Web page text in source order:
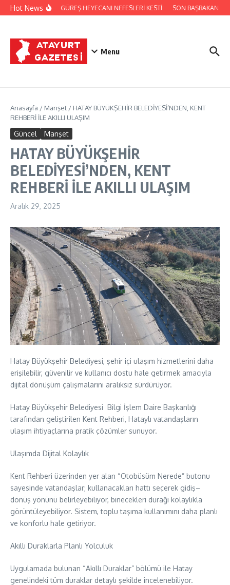
İçeriğe atla
Hot News
FESTİVALDE GÜREŞ HEYECANI NEFESLERİ KESTİ SON BAŞBAKAN
Menu
Anasayfa / Manşet / HATAY BÜYÜKŞEHİR BELEDİYESİ’NDEN, KENT
REHBERİ İLE AKILLI ULAŞIM
Güncel Manşet
HATAY BÜYÜKŞEHİR
BELEDİYESİ’NDEN, KENT
REHBERİ İLE AKILLI ULAŞIM
Aralık 29, 2025
Hatay Büyükşehir Belediyesi, şehir içi ulaşım hizmetlerini daha
erişilebilir, güvenilir ve kullanıcı dostu hale getirmek amacıyla
dijital dönüşüm çalışmalarını aralıksız sürdürüyor.
Hatay Büyükşehir Belediyesi Bilgi İşlem Daire Başkanlığı
tarafından geliştirilen Kent Rehberi, Hataylı vatandaşların
ulaşım ihtiyaçlarına pratik çözümler sunuyor.
Ulaşımda Dijital Kolaylık
Kent Rehberi üzerinden yer alan “Otobüsüm Nerede” butonu
sayesinde vatandaşlar; kullanacakları hattı seçerek gidiş–
dönüş yönünü belirleyebiliyor, binecekleri durağı kolaylıkla
görüntüleyebiliyor. Sistem, toplu taşıma kullanımını daha planlı
ve konforlu hale getiriyor.
Akıllı Duraklarla Planlı Yolculuk
Uygulamada bulunan “Akıllı Duraklar” bölümü ile Hatay
genelindeki tüm duraklar detaylı şekilde incelenebiliyor.